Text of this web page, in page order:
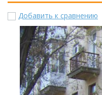
Добавить к сравнению